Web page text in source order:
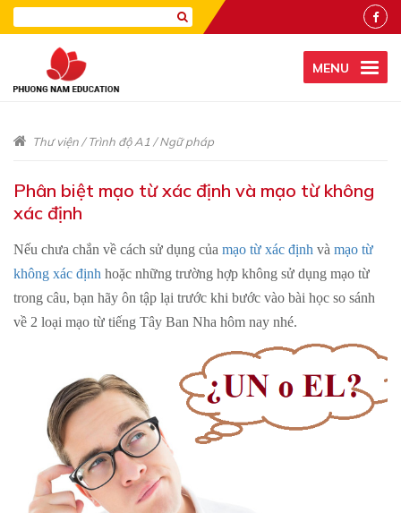
MENU
Thư viện/Trình độ A1 /Ngữ pháp
Phân biệt mạo từ xác định và mạo từ không
xác định
Nếu chưa chắn về cách sử dụng của mạo từ xác định và mạo từ
không xác định hoặc những trường hợp không sử dụng mạo từ
trong câu, bạn hãy ôn tập lại trước khi bước vào bài học so sánh
về 2 loại mạo từ tiếng Tây Ban Nha hôm nay nhé.